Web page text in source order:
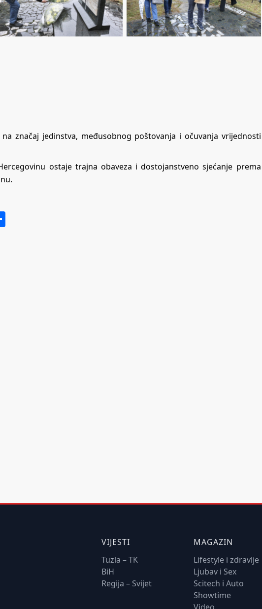
značaj jedinstva, međusobnog poštovanja i očuvanja vrijednosti
ostaje trajna obaveza i dostojanstveno sjećanje prema
VIJESTI
Tuzla – TK
BiH
Regija – Svijet
MAGAZIN
Lifestyle i zdravlje
Ljubav i Sex
Scitech i Auto
Showtime
Video